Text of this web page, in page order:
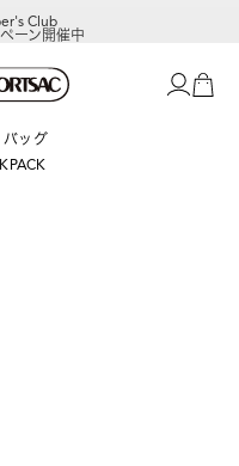
Club
ーン開催中
バッグ